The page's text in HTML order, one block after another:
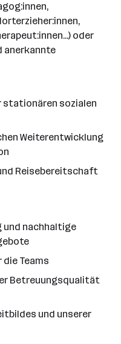
oder
anerkannte
stationären sozialen
Weiterentwicklung
Reisebereitschaft
und nachhaltige
Teams
Betreuungsqualität
und unserer